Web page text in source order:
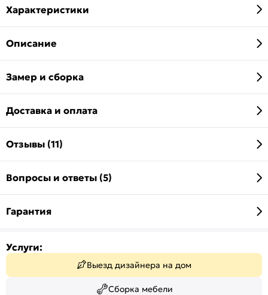
Характеристики
Описание
Замер и сборка
Доставка и оплата
Отзывы (11)
Вопросы и ответы (5)
Гарантия
Услуги:
Выезд дизайнера на дом
Сборка мебели